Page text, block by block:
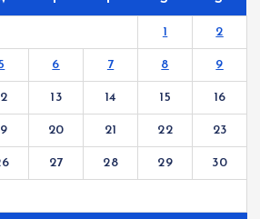
1 2
6 7 8 9
13 14 15 16
20 21 22 23
27 28 29 30